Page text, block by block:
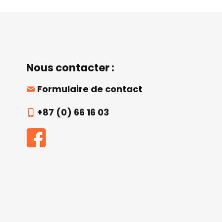
Nous contacter :
Formulaire de contact
+87 (0) 66 16 03